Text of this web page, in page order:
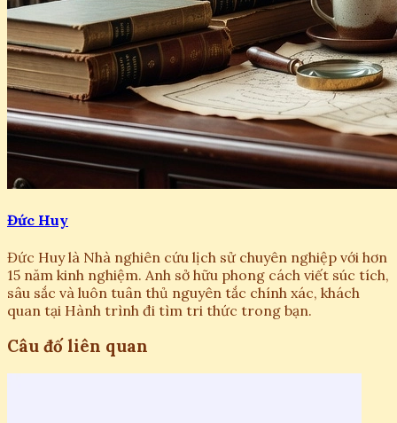
Đức Huy
Đức Huy là Nhà nghiên cứu lịch sử chuyên nghiệp với hơn
15 năm kinh nghiệm. Anh sở hữu phong cách viết súc tích,
sâu sắc và luôn tuân thủ nguyên tắc chính xác, khách
quan tại Hành trình đi tìm tri thức trong bạn.
Câu đố liên quan